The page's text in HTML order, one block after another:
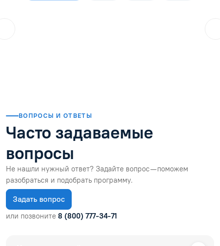
ВОПРОСЫ И ОТВЕТЫ
Часто задаваемые
вопросы
Не нашли нужный ответ? Задайте вопрос — поможем
разобраться и подобрать программу.
Задать вопрос
или позвоните 8 (800) 777-34-71